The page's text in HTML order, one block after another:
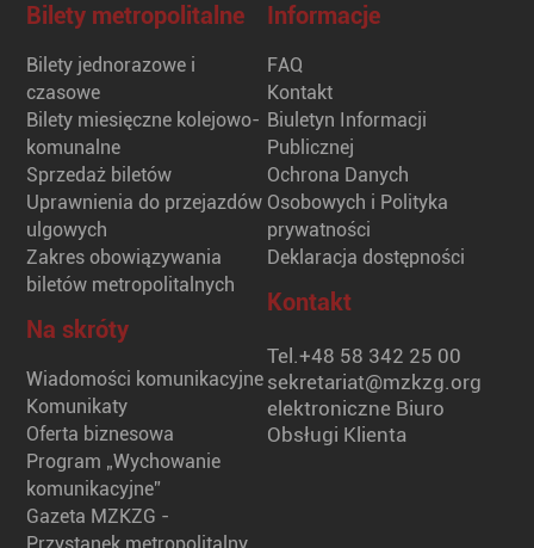
Bilety metropolitalne
Bilety jednorazowe i
czasowe
Bilety miesięczne kolejowo-
komunalne
Sprzedaż biletów
Uprawnienia do przejazdów
ulgowych
Zakres obowiązywania
biletów metropolitalnych
Na skróty
Wiadomości komunikacyjne
Komunikaty
Oferta biznesowa
Program „Wychowanie
komunikacyjne”
Gazeta MZKZG -
Informacje
FAQ
Kontakt
Biuletyn Informacji
Publicznej
Ochrona Danych
Osobowych i Polityka
prywatności
Deklaracja dostępności
Kontakt
Tel.+48 58 342 25 00
sekretariat@mzkzg.org
elektroniczne Biuro
Obsługi Klienta